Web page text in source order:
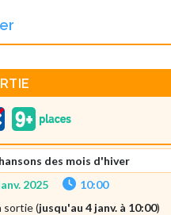
des mois d'hiver
2025
10:00
sortie (jusqu'au 4 janv. à 10:00)